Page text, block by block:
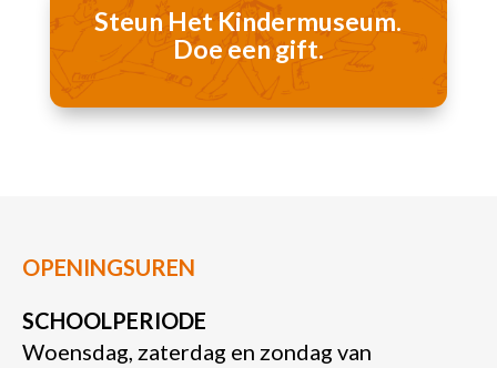
Steun Het Kindermuseum.
Doe een gift.
OPENINGSUREN
SCHOOLPERIODE
Woensdag, zaterdag en zondag van